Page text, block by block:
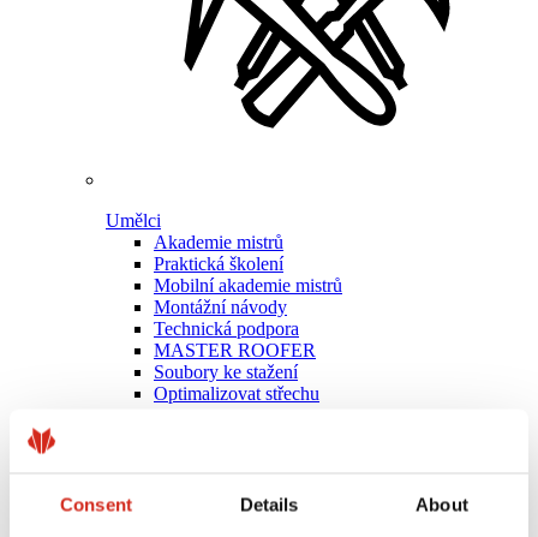
Consent Details About
Umělci
Akademie mistrů
Praktická školení
Mobilní akademie mistrů
Montážní návody
Technická podpora
MASTER ROOFER
Soubory ke stažení
Optimalizovat střechu